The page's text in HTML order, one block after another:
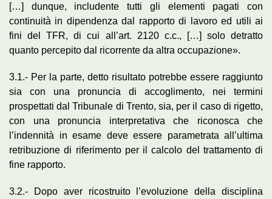
[…] dunque, includente tutti gli elementi pagati con
continuità in dipendenza dal rapporto di lavoro ed utili ai
fini del TFR, di cui all’art. 2120 c.c., […] solo detratto
quanto percepito dal ricorrente da altra occupazione».
3.1.- Per la parte, detto risultato potrebbe essere raggiunto
sia con una pronuncia di accoglimento, nei termini
prospettati dal Tribunale di Trento, sia, per il caso di rigetto,
con una pronuncia interpretativa che riconosca che
l’indennità in esame deve essere parametrata all’ultima
retribuzione di riferimento per il calcolo del trattamento di
fine rapporto.
3.2.- Dopo aver ricostruito l’evoluzione della disciplina